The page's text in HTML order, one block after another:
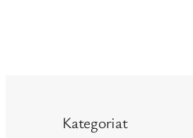
Kategoriat